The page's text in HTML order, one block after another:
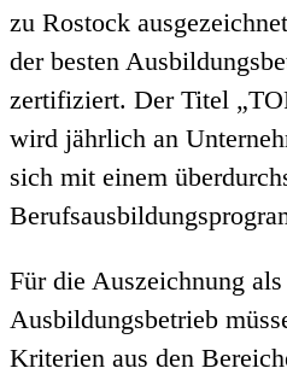
zu Rostock
der besten
zertifiziert. Der Titel
wird jährlich an
sich mit einem
Für die Auszeichnung
Ausbildungsbetrieb
Kriterien aus den